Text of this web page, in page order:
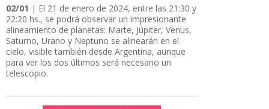
02/01 | El 21 de enero de 2024, entre las 21:30 y
22:20 hs., se podrá observar un impresionante
alineamiento de planetas: Marte, Júpiter, Venus,
Saturno, Urano y Neptuno se alinearán en el
cielo, visible también desde Argentina, aunque
para ver los dos últimos será necesario un
telescopio.